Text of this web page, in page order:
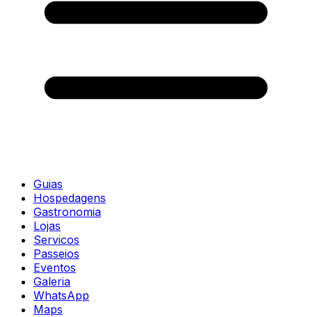
Guias
Hospedagens
Gastronomia
Lojas
Servicos
Passeios
Eventos
Galeria
WhatsApp
Maps